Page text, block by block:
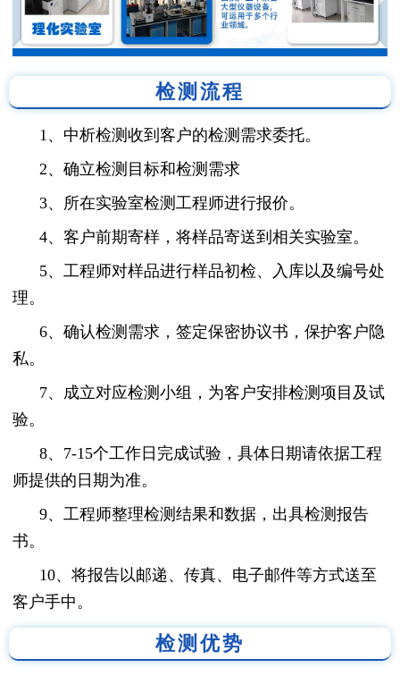
检测流程
1、中析检测收到客户的检测需求委托。
2、确立检测目标和检测需求
3、所在实验室检测工程师进行报价。
4、客户前期寄样，将样品寄送到相关实验室。
5、工程师对样品进行样品初检、入库以及编号处
理。
6、确认检测需求，签定保密协议书，保护客户隐
私。
7、成立对应检测小组，为客户安排检测项目及试
验。
8、7-15个工作日完成试验，具体日期请依据工程
师提供的日期为准。
9、工程师整理检测结果和数据，出具检测报告
书。
10、将报告以邮递、传真、电子邮件等方式送至
客户手中。
检测优势